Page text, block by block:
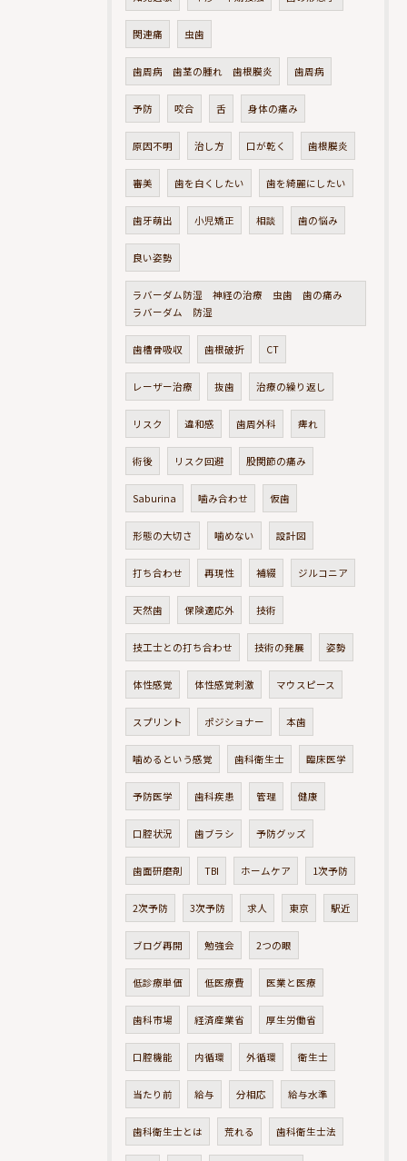
関連痛 虫歯
歯周病 歯茎の腫れ 歯根膜炎 歯周病
予防 咬合 舌 身体の痛み
原因不明 治し方 口が乾く 歯根膜炎
審美 歯を白くしたい 歯を綺麗にしたい
歯牙萌出 小児矯正 相談 歯の悩み
良い姿勢
ラバーダム防湿 神経の治療 虫歯 歯の痛み
ラバーダム 防湿
歯槽骨吸収 歯根破折 CT
レーザー治療 抜歯 治療の繰り返し
リスク 違和感 歯周外科 痺れ
術後 リスク回避 股関節の痛み
Saburina 噛み合わせ 仮歯
形態の大切さ 噛めない 設計図
打ち合わせ 再現性 補綴 ジルコニア
天然歯 保険適応外 技術
技工士との打ち合わせ 技術の発展 姿勢
体性感覚 体性感覚刺激 マウスピース
スプリント ポジショナー 本歯
噛めるという感覚 歯科衛生士 臨床医学
予防医学 歯科疾患 管理 健康
口腔状況 歯ブラシ 予防グッズ
歯面研磨剤 TBI ホームケア 1次予防
2次予防 3次予防 求人 東京 駅近
ブログ再開 勉強会 2つの眼
低診療単価 低医療費 医業と医療
歯科市場 経済産業省 厚生労働省
口腔機能 内循環 外循環 衛生士
当たり前 給与 分相応 給与水準
歯科衛生士とは 荒れる 歯科衛生士法